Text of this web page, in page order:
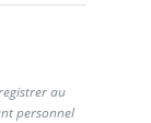
au
personnel